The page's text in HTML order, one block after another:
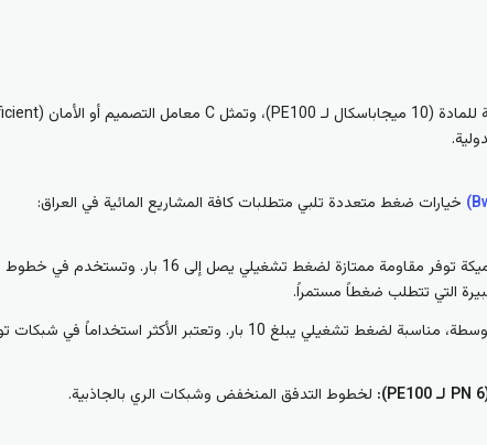
خيارات ضغط متعددة تلبي متطلبات كافة المشاريع المائية في العراق:
جدران سميكة توفر مقاومة ممتازة لضغط
التي تتطلب ضغطاً مستمراً.
جدران متوسطة، مناسبة لضغط تشغيلي يبلغ 10 بار. وتعتبر
لخطوط التدفق المنخفض وشبكات الري بالجاذبية.